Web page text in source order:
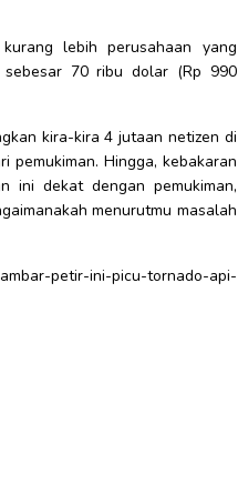
lebih perusahaan yang
sebesar 70 ribu dolar (Rp 990
kira-kira 4 jutaan netizen di
pemukiman. Hingga, kebakaran
ini dekat dengan pemukiman,
menurutmu masalah
petir-ini-picu-tornado-api-